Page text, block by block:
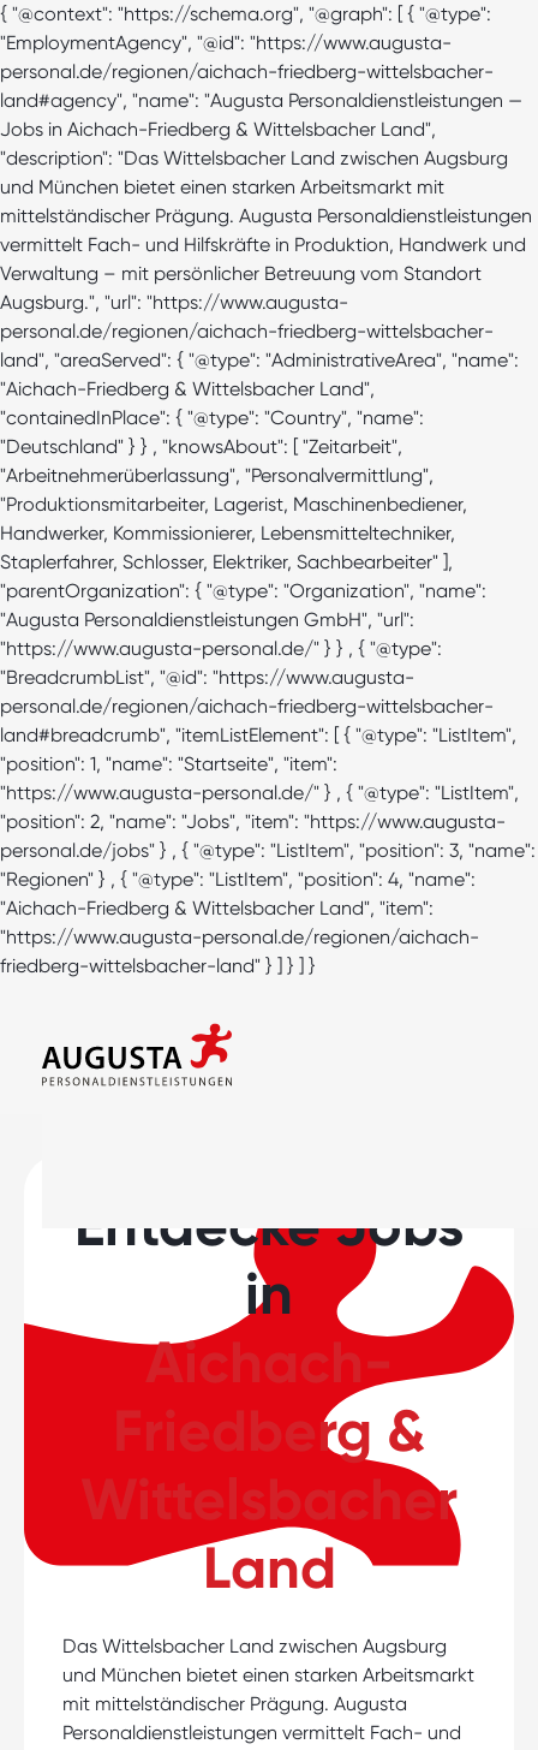
{ "@context": "https://schema.org", "@graph": [ { "@type":
"EmploymentAgency", "@id": "https://www.augusta-
personal.de/regionen/aichach-friedberg-wittelsbacher-
land#agency", "name": "Augusta Personaldienstleistungen —
Jobs in Aichach-Friedberg & Wittelsbacher Land",
"description": "Das Wittelsbacher Land zwischen Augsburg
und München bietet einen starken Arbeitsmarkt mit
mittelständischer Prägung. Augusta Personaldienstleistungen
vermittelt Fach- und Hilfskräfte in Produktion, Handwerk und
Verwaltung – mit persönlicher Betreuung vom Standort
Augsburg.", "url": "https://www.augusta-
personal.de/regionen/aichach-friedberg-wittelsbacher-
land", "areaServed": { "@type": "AdministrativeArea", "name":
"Aichach-Friedberg & Wittelsbacher Land",
"containedInPlace": { "@type": "Country", "name":
"Deutschland" } } , "knowsAbout": [ "Zeitarbeit",
"Arbeitnehmerüberlassung", "Personalvermittlung",
"Produktionsmitarbeiter, Lagerist, Maschinenbediener,
Handwerker, Kommissionierer, Lebensmitteltechniker,
Staplerfahrer, Schlosser, Elektriker, Sachbearbeiter" ],
"parentOrganization": { "@type": "Organization", "name":
"Augusta Personaldienstleistungen GmbH", "url":
"https://www.augusta-personal.de/" } } , { "@type":
"BreadcrumbList", "@id": "https://www.augusta-
personal.de/regionen/aichach-friedberg-wittelsbacher-
land#breadcrumb", "itemListElement": [ { "@type": "ListItem",
"position": 1, "name": "Startseite", "item":
"https://www.augusta-personal.de/" } , { "@type": "ListItem",
"position": 2, "name": "Jobs", "item": "https://www.augusta-
personal.de/jobs" } , { "@type": "ListItem", "position": 3, "name":
"Regionen" } , { "@type": "ListItem", "position": 4, "name":
"Aichach-Friedberg & Wittelsbacher Land", "item":
"https://www.augusta-personal.de/regionen/aichach-
friedberg-wittelsbacher-land" } ] } ] }
Entdecke Jobs
in
Aichach-
Friedberg &
Wittelsbacher
Land
Das Wittelsbacher Land zwischen Augsburg
und München bietet einen starken Arbeitsmarkt
mit mittelständischer Prägung. Augusta
Personaldienstleistungen vermittelt Fach- und